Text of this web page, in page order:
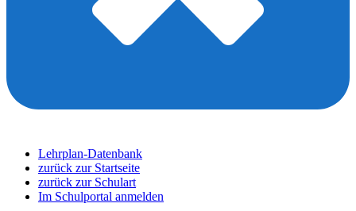
Lehrplan-Datenbank
zurück zur Startseite
zurück zur Schulart
Im Schulportal anmelden